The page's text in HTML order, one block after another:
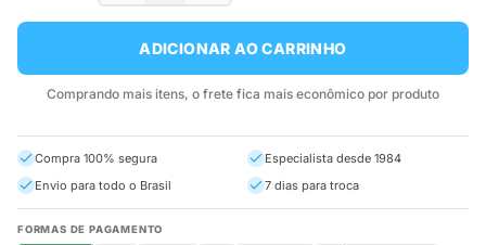
ADICIONAR AO CARRINHO
Comprando mais itens, o frete fica mais econômico por produto
Compra 100% segura
Especialista desde 1984
Envio para todo o Brasil
7 dias para troca
FORMAS DE PAGAMENTO